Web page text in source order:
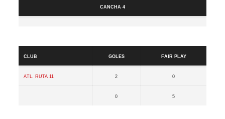
Cancha 4
Club
Goles Fair Play
Atl. Ruta 11 2 0
0 5